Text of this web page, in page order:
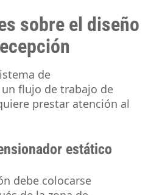
sobre el diseño
de
flujo de trabajo de
prestar atención al
estático
debe colocarse